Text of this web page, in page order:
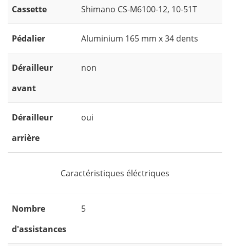
Cassette Shimano CS-M6100-12, 10-51T
Pédalier Aluminium 165 mm x 34 dents
Dérailleur
avant
non
Dérailleur
arrière
oui
Caractéristiques éléctriques
Nombre
d'assistances
5